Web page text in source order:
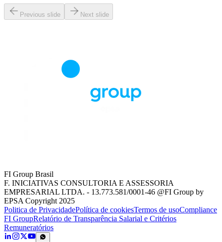
Previous slide Next slide
FI Group Brasil
F. INICIATIVAS CONSULTORIA E ASSESSORIA
EMPRESARIAL LTDA. - 13.773.581/0001-46 @FI Group by
EPSA Copyright 2025
Politica de PrivacidadePolítica de cookiesTermos de usoCompliance
FI GroupRelatório de Transparência Salarial e Critérios
Remuneratórios